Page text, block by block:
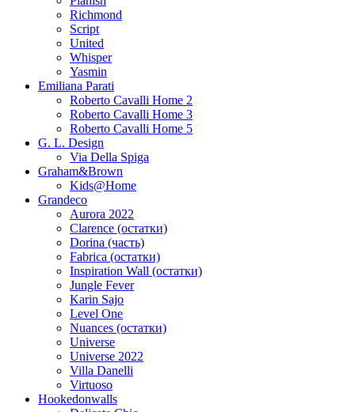
Richmond
Script
United
Whisper
Yasmin
Emiliana Parati
Roberto Cavalli Home 2
Roberto Cavalli Home 3
Roberto Cavalli Home 5
G. L. Design
Via Della Spiga
Graham&Brown
Kids@Home
Grandeco
Aurora 2022
Clarence (остатки)
Dorina (часть)
Fabrica (остатки)
Inspiration Wall (остатки)
Jungle Fever
Karin Sajo
Level One
Nuances (остатки)
Universe
Universe 2022
Villa Danelli
Virtuoso
Hookedonwalls